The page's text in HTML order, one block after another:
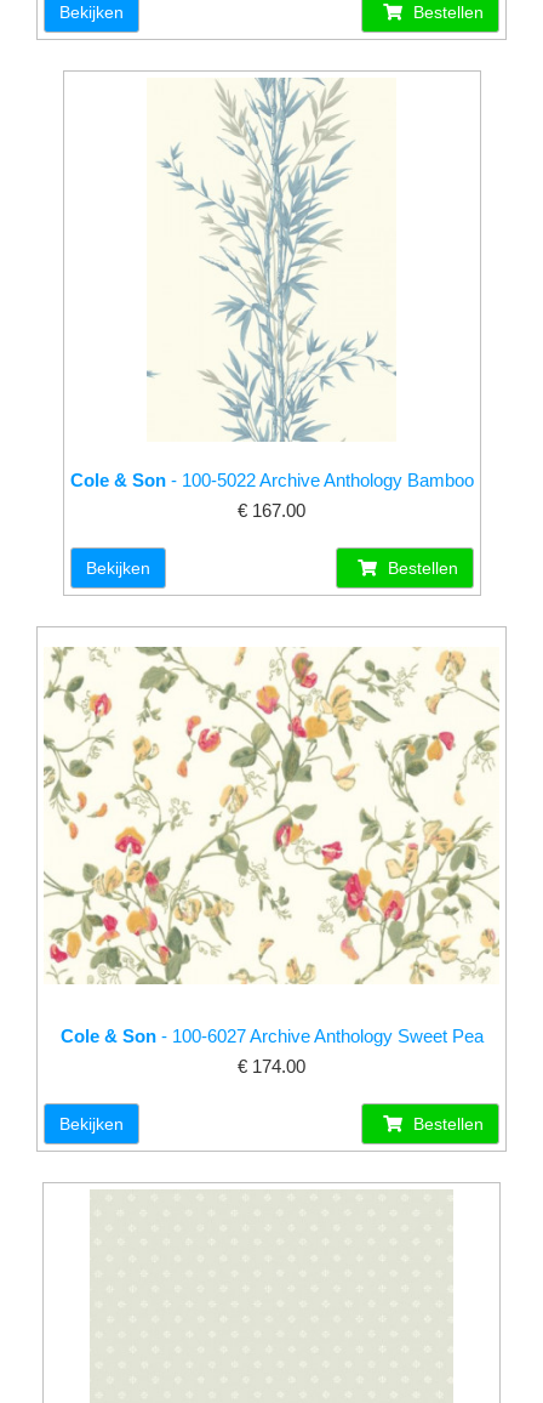
Bekijken Bestellen
Cole & Son- 100-5022 Archive Anthology Bamboo
€ 167.00
Bekijken Bestellen
Cole & Son- 100-6027 Archive Anthology Sweet Pea
€ 174.00
Bekijken Bestellen